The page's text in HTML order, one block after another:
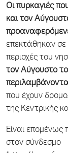
Οι πυρκαγιές
και τον
επεκτάθηκαν σε
περιοχές του
τον Αύγουστο
που έχουν
της Κεντρικής
Είναι επομένως
στον σύνδεσμο